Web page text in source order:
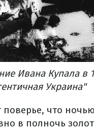
Ивана Купала в
Украина"
поверье, что
в полночь